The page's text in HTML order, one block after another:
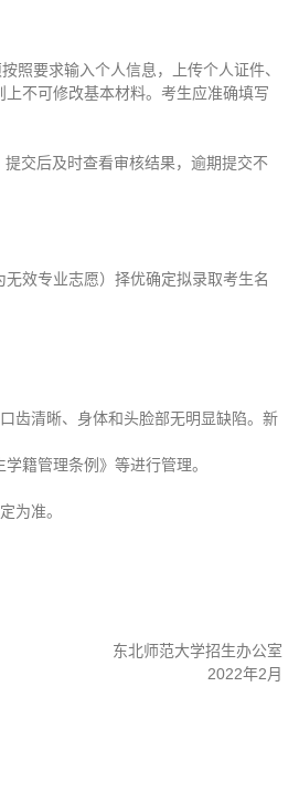
照要求输入个人信息，上传个人证件、
不可修改基本材料。考生应准确填写
交后及时查看审核结果，逾期提交不
效专业志愿）择优确定拟录取考生名
齿清晰、身体和头脸部无明显缺陷。新
籍管理条例》等进行管理。
为准。
东北师范大学招生办公室
2022年2月